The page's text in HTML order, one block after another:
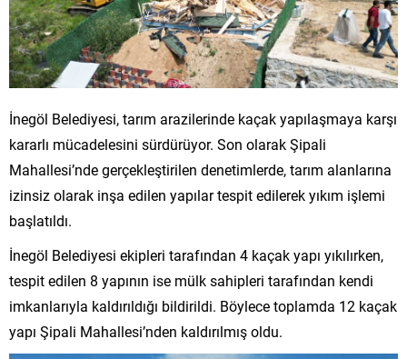
İnegöl Belediyesi, tarım arazilerinde kaçak yapılaşmaya karşı
kararlı mücadelesini sürdürüyor. Son olarak Şipali
Mahallesi’nde gerçekleştirilen denetimlerde, tarım alanlarına
izinsiz olarak inşa edilen yapılar tespit edilerek yıkım işlemi
başlatıldı.
İnegöl Belediyesi ekipleri tarafından 4 kaçak yapı yıkılırken,
tespit edilen 8 yapının ise mülk sahipleri tarafından kendi
imkanlarıyla kaldırıldığı bildirildi. Böylece toplamda 12 kaçak
yapı Şipali Mahallesi’nden kaldırılmış oldu.